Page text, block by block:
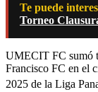
Te puede
Torneo
UMECIT FC sumó
Francisco FC en el
2025 de la Liga